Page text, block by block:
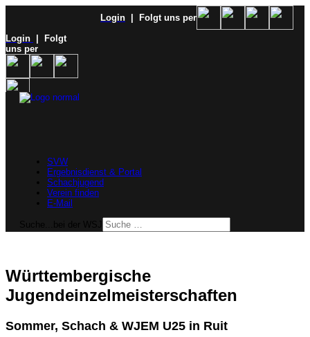
Login
| Folgt uns per
Login
| Folgt
uns per
SVW
Ergebnisdienst & Portal
Schachjugend
Verein finden
E-Mail
Württembergische
Jugendeinzelmeisterschaften
Sommer, Schach & WJEM U25 in Ruit